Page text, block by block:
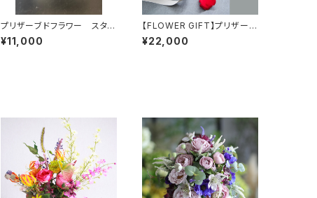
プリザーブドフラワー スタイ
リッシュな赤バラのアレンジ
¥11,000
【FLOWER GIFT】プリザーブ
ドフラワーボックスM
¥22,000